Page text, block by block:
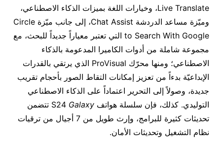
Live Translate، وخيارات اللغة بميزات الذكاء الاصطناعي،
وميّزة مساعد الدردشة Chat Assist، إلى جانب ميّزة Circle
to Search With Google التي تعتبر معياراً جديداً للبحث، مع
مجموعة شاملة من أدوات الكاميرا المدعومة بالذكاء
الاصطناعي؛ ومنها محرّك ProVisual الذي يرتقي بالقدرات
الإبداعيّة بدءاً من تعزيز إمكانات التقاط الصور بأحجام تقريب
جديدة، وصولاً إلى التحرير اعتماداً على الذكاء الاصطناعي
التوليدي. كذلك، فإن سلسلة هواتف S24 Galaxy
تتضمن
تحديثات كثيرة للبرامج، وإرث طويل من 7 أجيال من ترقيات
نظام التشغيل وتحديثات الأمان.